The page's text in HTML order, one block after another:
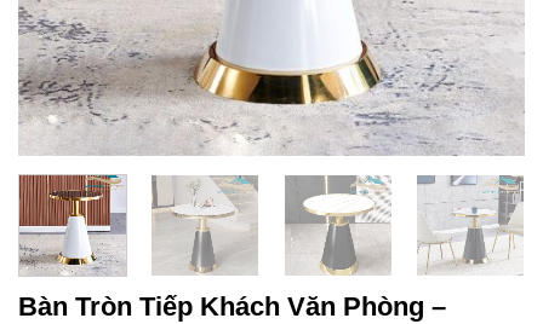
Bàn Tròn Tiếp Khách Văn Phòng –